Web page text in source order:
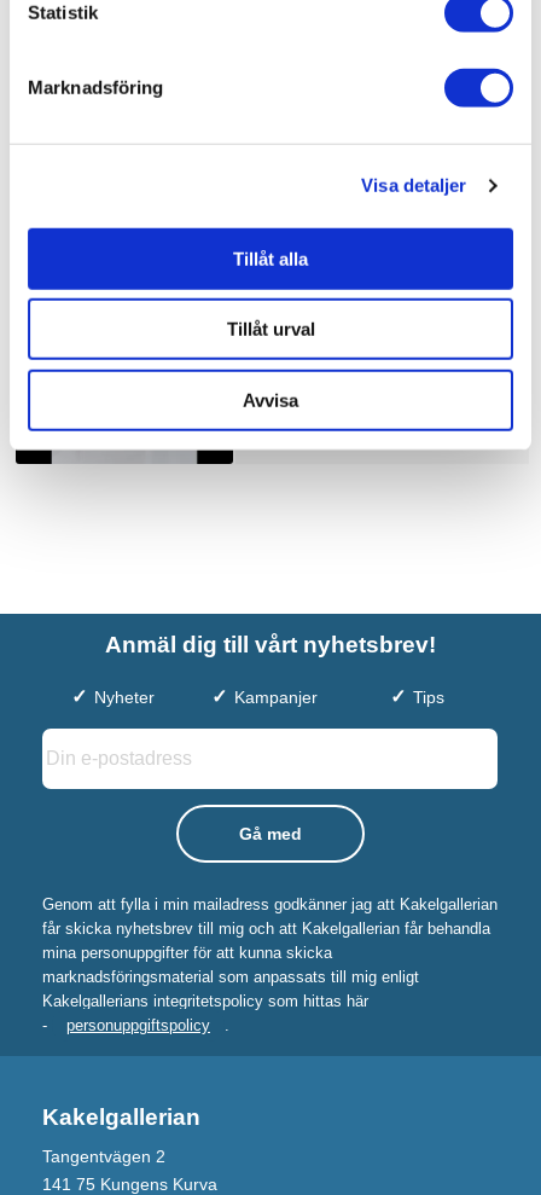
Statistik
Marknadsföring
Visa detaljer
Tillåt alla
Tillåt urval
Avvisa
Bad & kök / Badrum /
Liknande produkter
Corny de Luxe
8.728 kr JUST NU!
Anmäl dig till vårt nyhetsbrev!
Nyheter Kampanjer Tips
Genom att fylla i min mailadress godkänner jag att Kakelgallerian
får skicka nyhetsbrev till mig och att Kakelgallerian får behandla
mina personuppgifter för att kunna skicka
marknadsföringsmaterial som anpassats till mig enligt
Kakelgallerians integritetspolicy som hittas här
-
personuppgiftspolicy .
Kakelgallerian
Tangentvägen 2
141 75 Kungens Kurva